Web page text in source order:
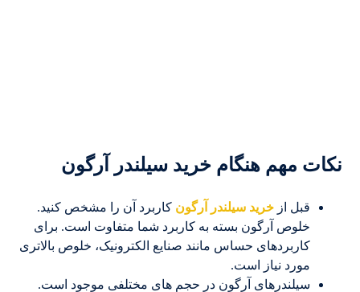
نکات مهم هنگام خرید سیلندر آرگون
قبل ازخرید سیلندر آرگون کاربرد آن را مشخص کنید.
خلوص آرگون بسته به کاربرد شما متفاوت است. برای
کاربردهای حساس مانند صنایع الکترونیک، خلوص بالاتری
مورد نیاز است.
سیلندرهای آرگون در حجم های مختلفی موجود است.